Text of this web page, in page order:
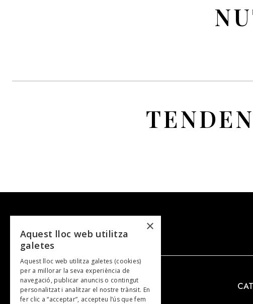
NOSALTRES
×
Aquest lloc web utilitza
galetes
Aquest lloc web utilitza galetes (cookies)
per a millorar la seva experiència de
navegació, publicar anuncis o contingut
personalitzat i analitzar el nostre trànsit. En
fer clic a “acceptar”, accepteu l’ús que fem